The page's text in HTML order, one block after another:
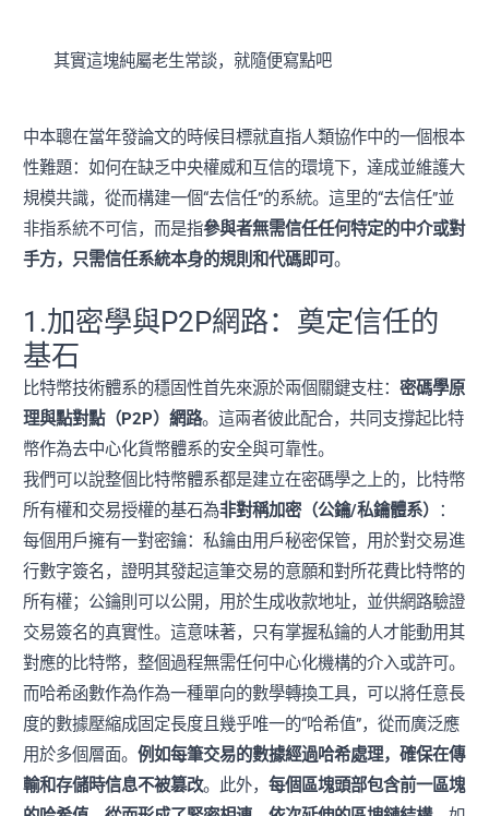
其實這塊純屬老生常談，就隨便寫點吧
中本聰在當年發論文的時候目標就直指人類協作中的一個根本
性難題：如何在缺乏中央權威和互信的環境下，達成並維護大
規模共識，從而構建一個“去信任”的系統。這里的“去信任”並
非指系統不可信，而是指參與者無需信任任何特定的中介或對
手方，只需信任系統本身的規則和代碼即可。
1.加密學與P2P網路：奠定信任的
基石
比特幣技術體系的穩固性首先來源於兩個關鍵支柱： 密碼學原
理與點對點（P2P）網路。這兩者彼此配合，共同支撐起比特
幣作為去中心化貨幣體系的安全與可靠性。
我們可以說整個比特幣體系都是建立在密碼學之上的，比特幣
所有權和交易授權的基石為非對稱加密（公鑰/私鑰體系）
：
每個用戶擁有一對密鑰：私鑰由用戶秘密保管，用於對交易進
行數字簽名，證明其發起這筆交易的意願和對所花費比特幣的
所有權；公鑰則可以公開，用於生成收款地址，並供網路驗證
交易簽名的真實性。這意味著，只有掌握私鑰的人才能動用其
對應的比特幣，整個過程無需任何中心化機構的介入或許可。
而哈希函數作為作為一種單向的數學轉換工具，可以將任意長
度的數據壓縮成固定長度且幾乎唯一的“哈希值”，從而廣泛應
用於多個層面。 例如每筆交易的數據經過哈希處理，確保在傳
輸和存儲時信息不被篡改。此外， 每個區塊頭部包含前一區塊